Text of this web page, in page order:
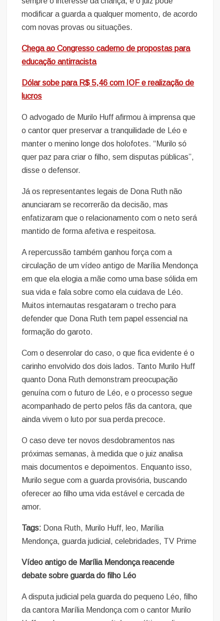
modificar a guarda a qualquer momento, de acordo
com novas provas ou situações.
Chega ao Congresso caderno de propostas para
educação antirracista
Dólar sobe para R$ 5,46 com IOF e realização de
lucros
O advogado de Murilo Huff afirmou à imprensa que
o cantor quer preservar a tranquilidade de Léo e
manter o menino longe dos holofotes. “Murilo só
quer paz para criar o filho, sem disputas públicas”,
disse o defensor.
Já os representantes legais de Dona Ruth não
anunciaram se recorrerão da decisão, mas
enfatizaram que o relacionamento com o neto será
mantido de forma afetiva e respeitosa.
A repercussão também ganhou força com a
circulação de um vídeo antigo de Marília Mendonça
em que ela elogia a mãe como uma base sólida em
sua vida e fala sobre como ela cuidava de Léo.
Muitos internautas resgataram o trecho para
defender que Dona Ruth tem papel essencial na
formação do garoto.
Com o desenrolar do caso, o que fica evidente é o
carinho envolvido dos dois lados. Tanto Murilo Huff
quanto Dona Ruth demonstram preocupação
genuína com o futuro de Léo, e o processo segue
acompanhado de perto pelos fãs da cantora, que
ainda vivem o luto por sua perda precoce.
O caso deve ter novos desdobramentos nas
próximas semanas, à medida que o juiz analisa
mais documentos e depoimentos. Enquanto isso,
Murilo segue com a guarda provisória, buscando
oferecer ao filho uma vida estável e cercada de
amor.
Tags: Dona Ruth, Murilo Huff, leo, Marília
Mendonça, guarda judicial, celebridades, TV Prime
Vídeo antigo de Marília Mendonça reacende
debate sobre guarda do filho Léo
A disputa judicial pela guarda do pequeno Léo, filho
da cantora Marília Mendonça com o cantor Murilo